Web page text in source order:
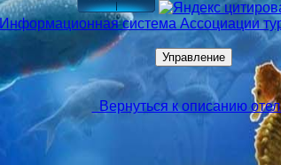
Вернуться к описанию